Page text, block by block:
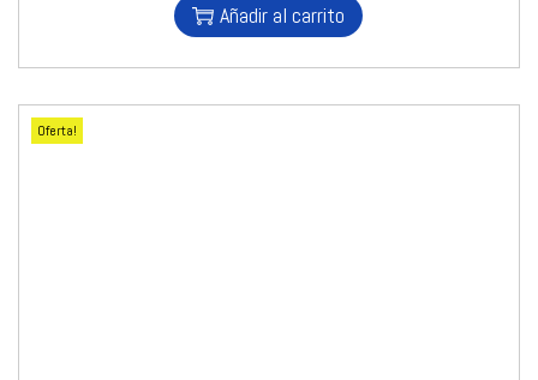
Añadir al carrito
Oferta!